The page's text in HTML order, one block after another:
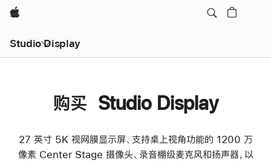
Apple
Studio Display
购买 Studio Display
27 英寸 5K 视网膜显示屏、支持桌上视角功能的 1200 万
像素 Center Stage 摄像头、录音棚级麦克风和扬声器，以